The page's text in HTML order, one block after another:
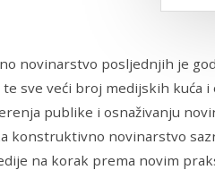
novinarstvo posljednjih je
te sve veći broj medijskih
publike i osnaživanju
konstruktivno novinarstvo
na korak prema novim